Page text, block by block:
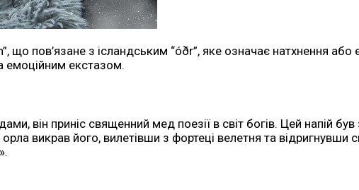
що пов’язане з ісландським “óðr”, яке означає натхнення
емоційним екстазом.
він приніс священний мед поезії в світ богів. Цей напій
викрав його, вилетівши з фортеці велетня та відригнувши